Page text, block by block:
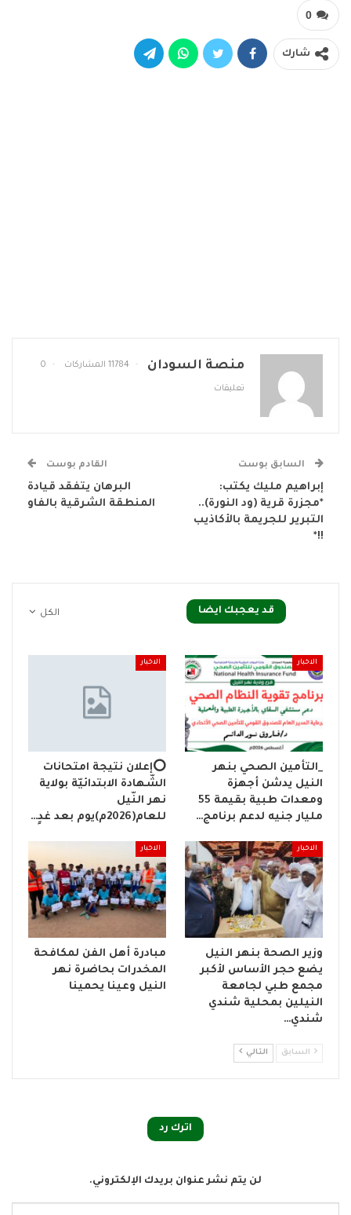
0
شارك
منصة السودان 11784 المشاركات 0
تعليقات
السابق بوست
إبراهيم مليك يكتب:
*مجزرة قرية (ود النورة)..
التبرير للجريمة بالأكاذيب
!!*
القادم بوست
البرهان يتفقد قيادة
المنطقة الشرقية بالفاو
الكل قد يعجبك ايضا
الاخبار
_التأمين الصحي بنهر
النيل يدشن أجهزة
ومعدات طبية بقيمة 55
مليار جنيه لدعم برنامج…
الاخبار
⭕إعلان نتيجة امتحانات
الشّهادة الابتدائيّة بولاية
نهر النّيل
للعام(2026م)يوم بعد غدٍ…
الاخبار
وزير الصحة بنهر النيل
يضع حجر الأساس لأكبر
مجمع طبي لجامعة
النيلين بمحلية شندي
شندي…
الاخبار
مبادرة أهل الفن لمكافحة
المخدرات بحاضرة نهر
النيل وعينا يحمينا
السابق التالي
اترك رد
لن يتم نشر عنوان بريدك الإلكتروني.